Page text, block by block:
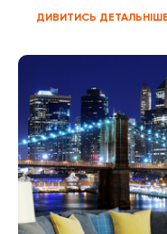
ДИВИТИСЬ ДЕТАЛЬНІШЕ